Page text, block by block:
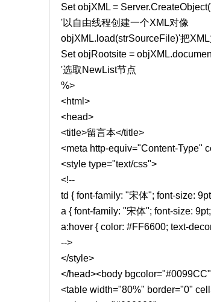
Set objXML =
'以自由线程创建一个XML对像
objXML.load(strSourceFile)'把
Set objRootsite =
'选取NewList节点
%>
<html>
<head>
<title>留言本</title>
<meta http-equiv="Content-Type"
<style type="text/css">
<!--
td { font-family: "宋体"; font-size:
a { font-family: "宋体"; font-size:
a:hover { color: #FF6600; text-
-->
</style>
</head><body
<table width="80%" border="0"